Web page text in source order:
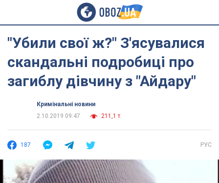
"Убили свої ж?" З'ясувалися
скандальні подробиці про
загиблу дівчину з "Айдару"
Кримінальні новини
2.10.2019 09:47
211,1 т.
187 РУС